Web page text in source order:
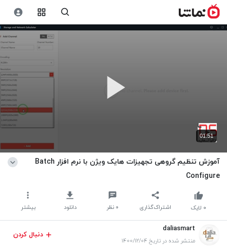
01:51
آموزش تنظیم گروهی تجهیزات هایک ویژن با نرم افزار Batch
Configure
اشتراک‌گذاری ۰ نظر دانلود بیشتر ۰ لایک
daliasmart
منتشر شده در تاریخ ۱۴۰۰/۱۲/۰۴
دنبال کردن